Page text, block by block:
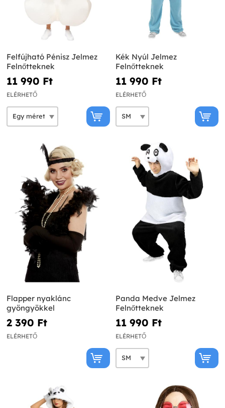
Felfújható Pénisz Jelmez
Felnőtteknek
11 990 Ft‎
ELÉRHETŐ
Kék Nyúl Jelmez
Felnőtteknek
11 990 Ft‎
ELÉRHETŐ
Flapper nyaklánc
gyöngyökkel
2 390 Ft‎
ELÉRHETŐ
Panda Medve Jelmez
Felnőtteknek
11 990 Ft‎
ELÉRHETŐ